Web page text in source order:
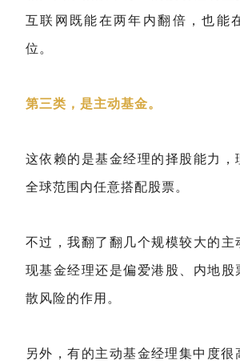
互联网既能在两年内翻倍，也能
位。
第三类，是主动基金。
这依赖的是基金经理的择股能力，
全球范围内任意搭配股票。
不过，我翻了翻几个规模较大的主
现基金经理还是偏爱港股、内地股
散风险的作用。
另外，有的主动基金经理集中度很